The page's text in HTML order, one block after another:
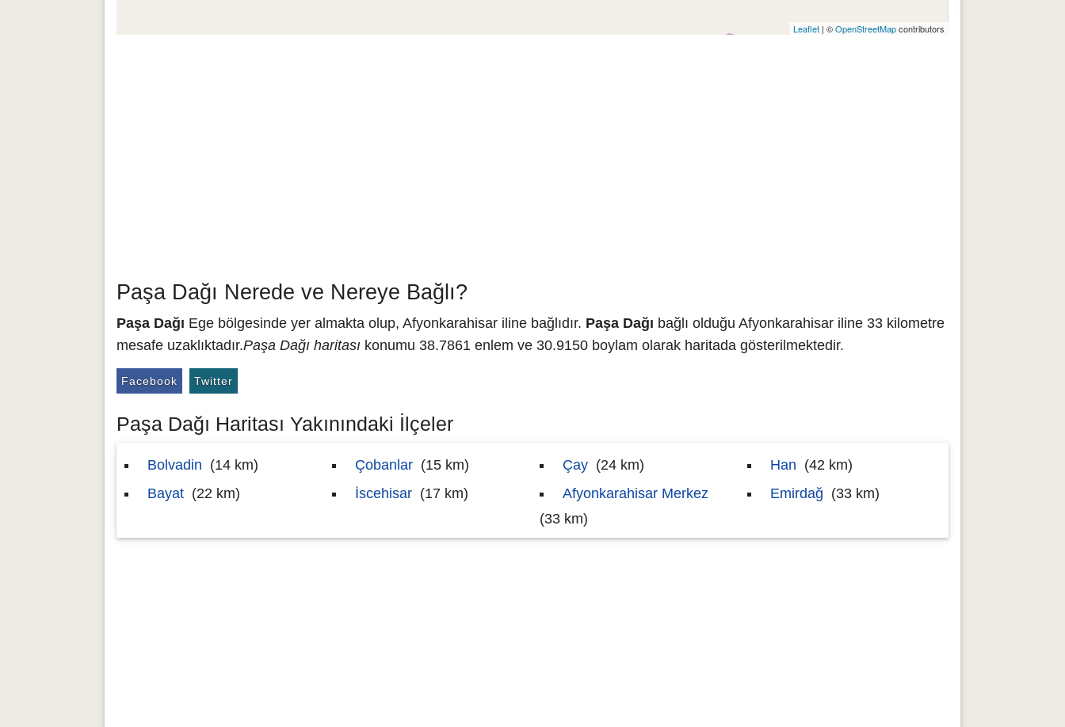
Leaflet | ©OpenStreetMapcontributors
Paşa Dağı Nerede ve Nereye Bağlı?
Paşa Dağı Ege bölgesinde yer almakta olup, Afyonkarahisar iline bağlıdır. Paşa Dağı bağlı olduğu Afyonkarahisar iline 33 kilometre
mesafe uzaklıktadır.Paşa Dağı haritası konumu 38.7861 enlem ve 30.9150 boylam olarak haritada gösterilmektedir.
Facebook Twitter
Paşa Dağı Haritası Yakınındaki İlçeler
Bolvadin (14 km)
Bayat (22 km)
Çobanlar (15 km)
İscehisar (17 km)
Çay (24 km)
Afyonkarahisar Merkez
(33 km)
Han (42 km)
Emirdağ (33 km)